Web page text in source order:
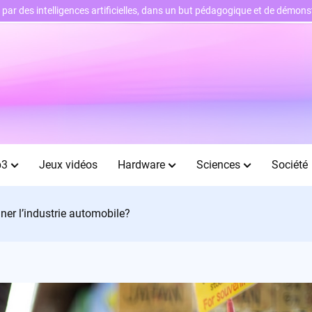
Jeux vidéos Hardware Sciences Société
l’industrie automobile?
des intelligences artificielles, dans un but pédagogique et de